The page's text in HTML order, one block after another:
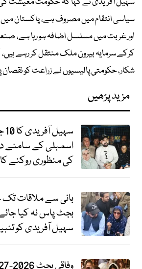
سیاسی انتقام میں مصروف ہے، پاکستان میں
اور غربت میں مسلسل اضافہ ہو رہا ہے،
کرکے سرمایہ بیرون ملک منتقل کر رہے
شکار، حکومتی پالیسیوں نے زراعت کو نقصان
مزید پڑھیں
اسمبلی کے سامنے
کی منظوری روکنے
بانی سے ملاقات تک
بجٹ پاس نہ کیا
سہیل آفریدی کو